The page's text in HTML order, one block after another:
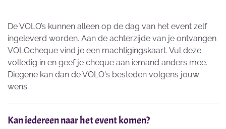
De VOLO’s kunnen alleen op de dag van het event zelf
ingeleverd worden. Aan de achterzijde van je ontvangen
VOLOcheque vind je een machtigingskaart. Vul deze
volledig in en geef je cheque aan iemand anders mee.
Diegene kan dan de VOLO's besteden volgens jouw
wens.
Kan iedereen naar het event komen?